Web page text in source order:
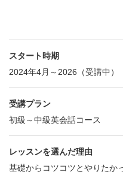
スタート時期
2024年4月～2026（受講中）
受講プラン
初級～中級英会話コース
レッスンを選んだ理由
基礎からコツコツとやりたか